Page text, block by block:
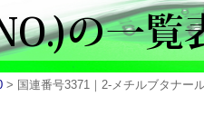
> 国連番号3371｜2-メチルブタナー